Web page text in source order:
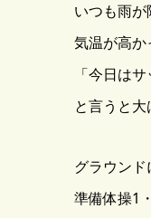
いつも雨
気温が高
「今日は
と言うと
グラウン
準備体操1